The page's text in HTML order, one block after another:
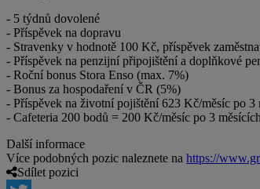
- 5 týdnů dovolené
- Příspěvek na dopravu
- Stravenky v hodnotě 100 Kč, příspěvek
- Příspěvek na penzijní připojištění a doplňkové
- Roční bonus Stora Enso (max. 7%)
- Bonus za hospodaření v ČR (5%)
- Příspěvek na životní pojištění 623 Kč/měsíc po 3
- Cafeteria 200 bodů = 200 Kč/měsíc po 3 měsících
Další informace
Více podobných pozic naleznete na https://
Sdílet pozici